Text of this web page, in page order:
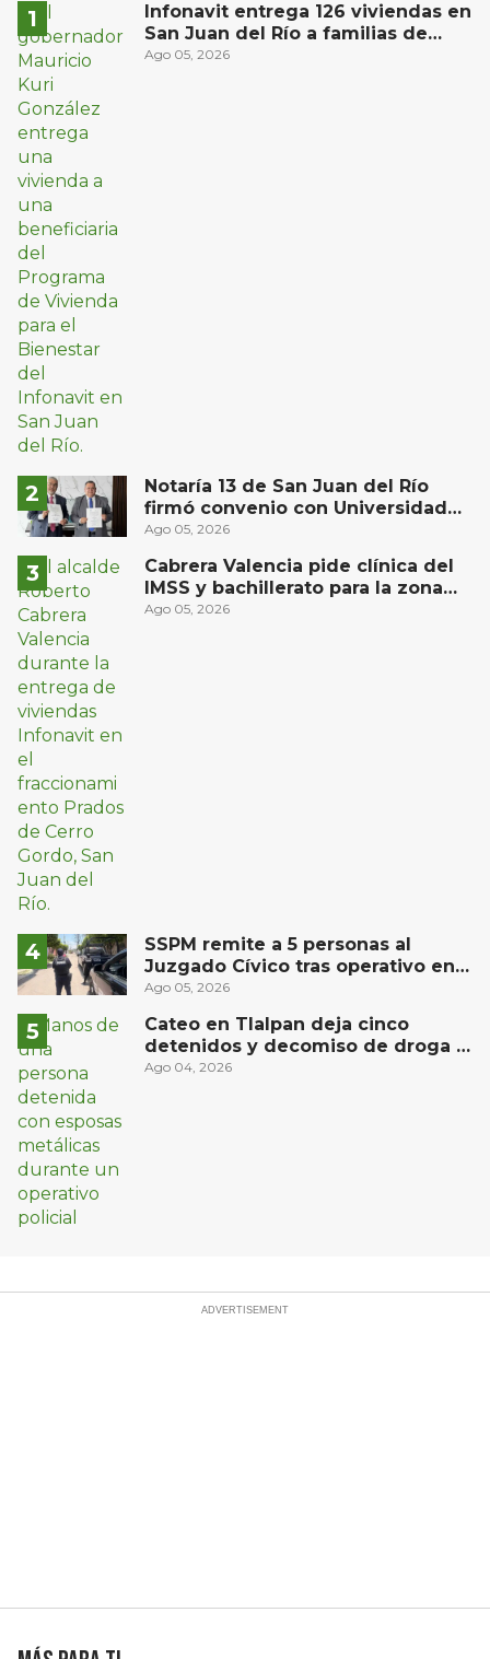
Infonavit entrega 126 viviendas en
San Juan del Río a familias de
bajos ingresos
Ago 05, 2026
Notaría 13 de San Juan del Río
firmó convenio con Universidad
Privada del Bajío para recibir
Ago 05, 2026
Cabrera Valencia pide clínica del
IMSS y bachillerato para la zona
oriente de San Juan del Río
Ago 05, 2026
SSPM remite a 5 personas al
Juzgado Cívico tras operativo en
San Juan del Río
Ago 05, 2026
Cateo en Tlalpan deja cinco
detenidos y decomiso de droga y
un arma
Ago 04, 2026